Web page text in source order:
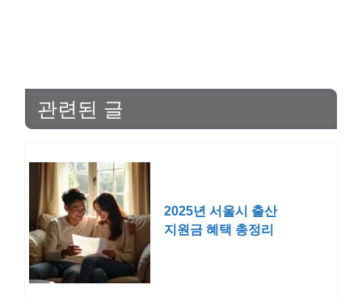
관련된 글
2025년 서울시 출산
지원금 혜택 총정리